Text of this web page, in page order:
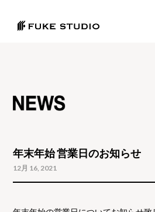
年末年始 営業日のお知らせ
12月 16, 2021